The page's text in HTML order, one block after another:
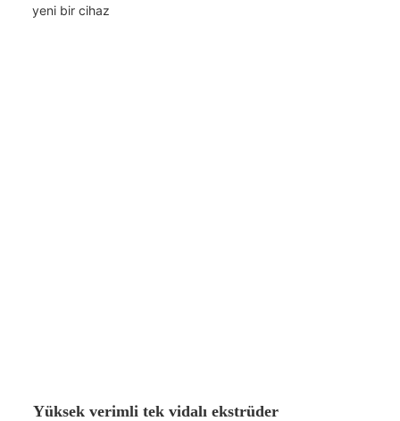
yeni bir cihaz
Yüksek verimli tek vidalı ekstrüder